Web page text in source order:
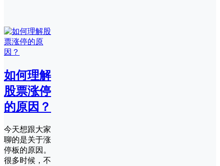
如何理解
股票涨停
的原因？
今天想跟大家
聊的是关于涨
停板的原因。
很多时候，不